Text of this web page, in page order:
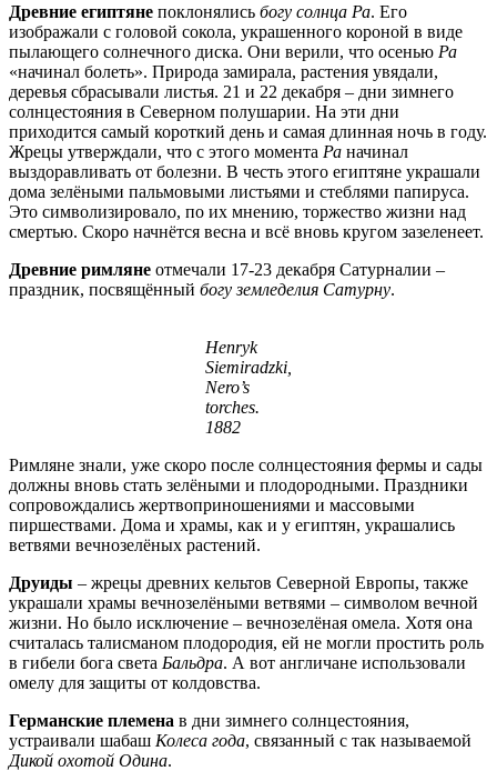
Древние египтяне поклонялись богу солнца Ра. Его
изображали с головой сокола, украшенного короной в виде
пылающего солнечного диска. Они верили, что осенью Ра
«начинал болеть». Природа замирала, растения увядали,
деревья сбрасывали листья. 21 и 22 декабря – дни зимнего
солнцестояния в Северном полушарии. На эти дни
приходится самый короткий день и самая длинная ночь в году.
Жрецы утверждали, что с этого момента Ра начинал
выздоравливать от болезни. В честь этого египтяне украшали
дома зелёными пальмовыми листьями и стеблями папируса.
Это символизировало, по их мнению, торжество жизни над
смертью. Скоро начнётся весна и всё вновь кругом зазеленеет.
Древние римляне отмечали 17-23 декабря Сатурналии –
праздник, посвящённый богу земледелия Сатурну.
Henryk
Siemiradzki,
Nero’s
torches.
1882
Римляне знали, уже скоро после солнцестояния фермы и сады
должны вновь стать зелёными и плодородными. Праздники
сопровождались жертвоприношениями и массовыми
пиршествами. Дома и храмы, как и у египтян, украшались
ветвями вечнозелёных растений.
Друиды – жрецы древних кельтов Северной Европы, также
украшали храмы вечнозелёными ветвями – символом вечной
жизни. Но было исключение – вечнозелёная омела. Хотя она
считалась талисманом плодородия, ей не могли простить роль
в гибели бога света Бальдра. А вот англичане использовали
омелу для защиты от колдовства.
Германские племена в дни зимнего солнцестояния,
устраивали шабаш Колеса года, связанный с так называемой
Дикой охотой Одина.